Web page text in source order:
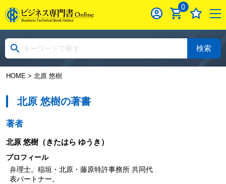
0
検索
HOME> 北原 悠樹
北原 悠樹の著書
著者
北原 悠樹（きたはら ゆうき）
プロフィール
弁理士。稲垣・北原・藤原特許事務所 共同代
表パートナー。